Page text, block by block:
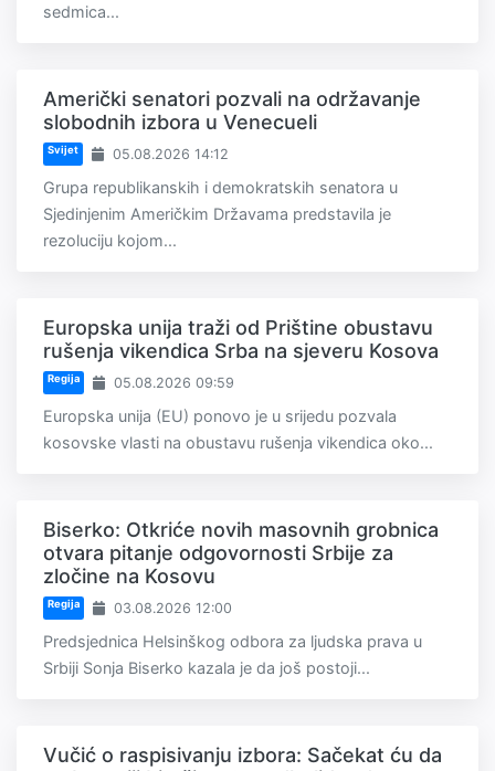
sedmica...
Američki senatori pozvali na održavanje
slobodnih izbora u Venecueli
Svijet 05.08.2026 14:12
Grupa republikanskih i demokratskih senatora u
Sjedinjenim Američkim Državama predstavila je
rezoluciju kojom...
Europska unija traži od Prištine obustavu
rušenja vikendica Srba na sjeveru Kosova
Regija 05.08.2026 09:59
Europska unija (EU) ponovo je u srijedu pozvala
kosovske vlasti na obustavu rušenja vikendica oko...
Biserko: Otkriće novih masovnih grobnica
otvara pitanje odgovornosti Srbije za
zločine na Kosovu
Regija 03.08.2026 12:00
Predsjednica Helsinškog odbora za ljudska prava u
Srbiji Sonja Biserko kazala je da još postoji...
Vučić o raspisivanju izbora: Sačekat ću da